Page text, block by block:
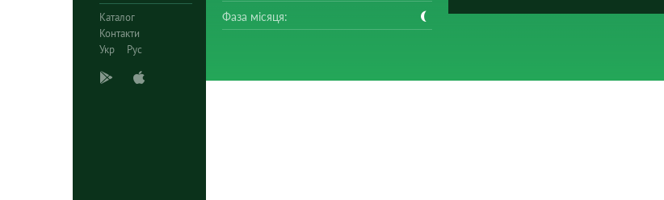
Каталог
Контакти
Укр
Рус
Фаза місяця: